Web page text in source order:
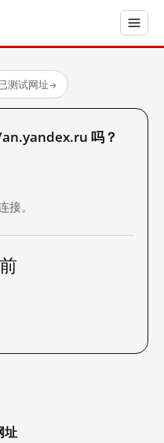
测试网址→
吗？
。